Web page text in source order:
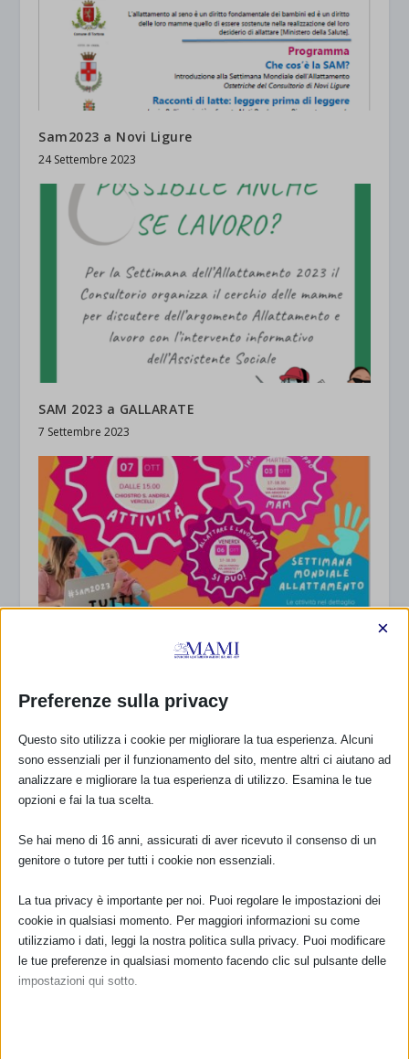
Sam2023 a Novi Ligure
24 Settembre 2023
SAM 2023 a GALLARATE
7 Settembre 2023
24 Agosto 2023
RISPONDI
Preferenze sulla privacy
×
Questo sito utilizza i cookie per migliorare la tua esperienza. Alcuni
sono essenziali per il funzionamento del sito, mentre altri ci aiutano ad
analizzare e migliorare la tua esperienza di utilizzo. Esamina le tue
opzioni e fai la tua scelta.
Se hai meno di 16 anni, assicurati di aver ricevuto il consenso di un
genitore o tutore per tutti i cookie non essenziali.
La tua privacy è importante per noi. Puoi regolare le impostazioni dei
cookie in qualsiasi momento. Per maggiori informazioni su come
utilizziamo i dati, leggi la nostra politica sulla privacy. Puoi modificare
le tue preferenze in qualsiasi momento facendo clic sul pulsante delle
impostazioni qui sotto.